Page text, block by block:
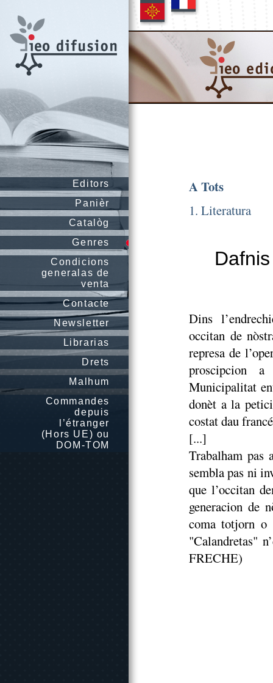
Editors
Panièr
Catalòg
Genres
Condicions
generalas de
venta
Contacte
Newsletter
Librarias
Drets
Malhum
Commandes
depuis
l’étranger
(Hors UE) ou
DOM-TOM
A Tots
1. Literatura
Dins
occitan de
represa de
proscipcion
Municipalitat
donèt a la
costat dau
[...]
Trabalham pas
sembla pas ni
que l’occitan
generacion de
coma totjorn o
"Calandretas"
FRECHE)